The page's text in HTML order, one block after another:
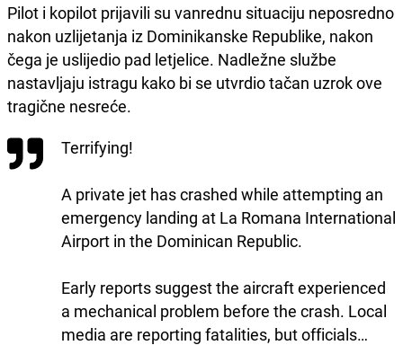
Pilot i kopilot prijavili su vanrednu situaciju neposredno
nakon uzlijetanja iz Dominikanske Republike, nakon
čega je uslijedio pad letjelice. Nadležne službe
nastavljaju istragu kako bi se utvrdio tačan uzrok ove
tragične nesreće.
Terrifying!
A private jet has crashed while attempting an
emergency landing at La Romana International
Airport in the Dominican Republic.
Early reports suggest the aircraft experienced
a mechanical problem before the crash. Local
media are reporting fatalities, but officials…